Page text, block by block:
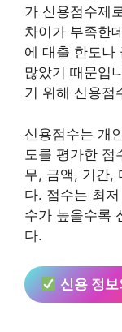
가 신용점수제
차이가 부족한
에 대출 한도나
많았기 때문입
기 위해 신용점
신용점수는 개
도를 평가한 점
무, 금액, 기간,
다. 점수는 최
수가 높을수록
다.
신용 정